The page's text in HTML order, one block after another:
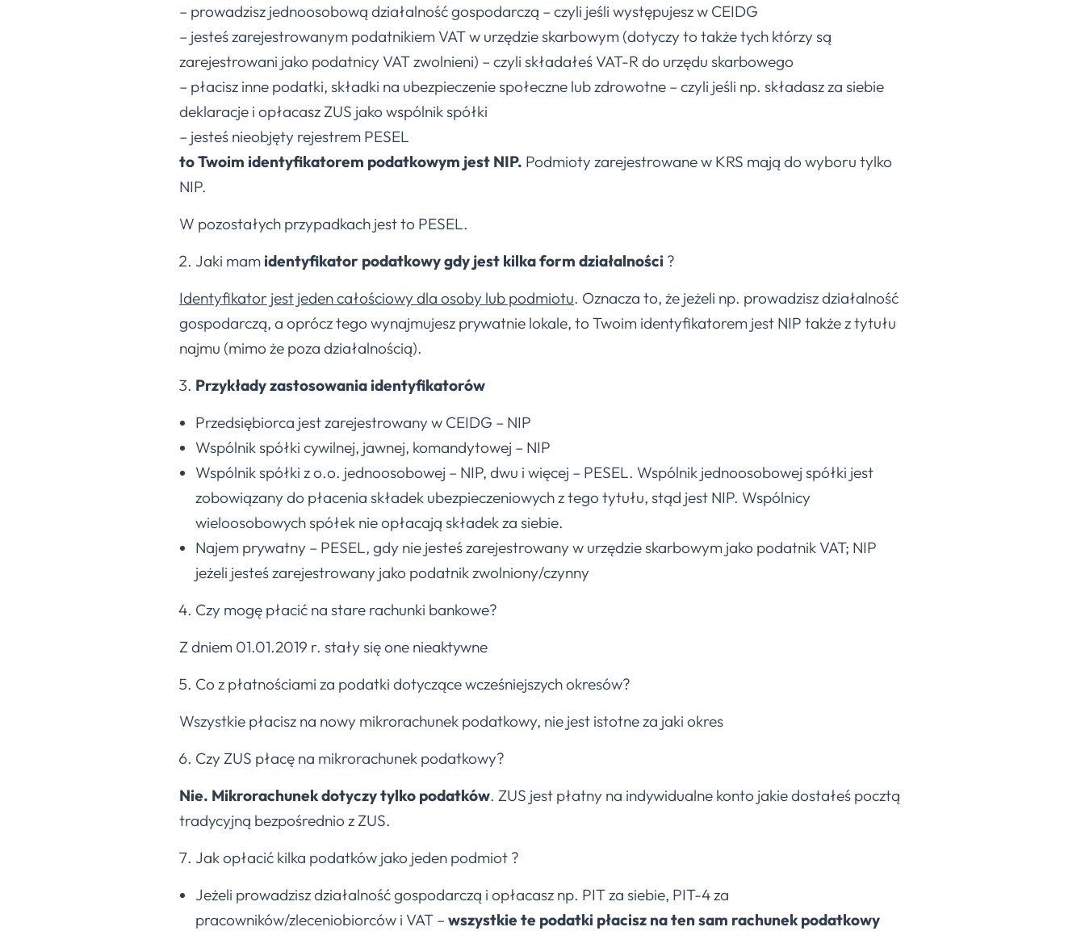
– prowadzisz jednoosobową działalność gospodarczą – czyli jeśli występujesz w CEIDG
– jesteś zarejestrowanym podatnikiem VAT w urzędzie skarbowym (dotyczy to także tych którzy są
zarejestrowani jako podatnicy VAT zwolnieni) – czyli składałeś VAT-R do urzędu skarbowego
– płacisz inne podatki, składki na ubezpieczenie społeczne lub zdrowotne – czyli jeśli np. składasz za siebie
deklaracje i opłacasz ZUS jako wspólnik spółki
– jesteś nieobjęty rejestrem PESEL
to Twoim identyfikatorem podatkowym jest NIP. Podmioty zarejestrowane w KRS mają do wyboru tylko
NIP.
W pozostałych przypadkach jest to PESEL.
Jaki mam identyfikator podatkowy gdy jest kilka form działalności ?
Identyfikator jest jeden całościowy dla osoby lub podmiotu. Oznacza to, że jeżeli np. prowadzisz działalność
gospodarczą, a oprócz tego wynajmujesz prywatnie lokale, to Twoim identyfikatorem jest NIP także z tytułu
najmu (mimo że poza działalnością).
Przykłady zastosowania identyfikatorów
Przedsiębiorca jest zarejestrowany w CEIDG – NIP
Wspólnik spółki cywilnej, jawnej, komandytowej – NIP
Wspólnik spółki z o.o. jednoosobowej – NIP, dwu i więcej – PESEL. Wspólnik jednoosobowej spółki jest
zobowiązany do płacenia składek ubezpieczeniowych z tego tytułu, stąd jest NIP. Wspólnicy
wieloosobowych spółek nie opłacają składek za siebie.
Najem prywatny – PESEL, gdy nie jesteś zarejestrowany w urzędzie skarbowym jako podatnik VAT; NIP
jeżeli jesteś zarejestrowany jako podatnik zwolniony/czynny
Czy mogę płacić na stare rachunki bankowe?
Z dniem 01.01.2019 r. stały się one nieaktywne
Co z płatnościami za podatki dotyczące wcześniejszych okresów?
Wszystkie płacisz na nowy mikrorachunek podatkowy, nie jest istotne za jaki okres
Czy ZUS płacę na mikrorachunek podatkowy?
Nie. Mikrorachunek dotyczy tylko podatków. ZUS jest płatny na indywidualne konto jakie dostałeś pocztą
tradycyjną bezpośrednio z ZUS.
Jak opłacić kilka podatków jako jeden podmiot ?
Jeżeli prowadzisz działalność gospodarczą i opłacasz np. PIT za siebie, PIT-4 za
pracowników/zleceniobiorców i VAT – wszystkie te podatki płacisz na ten sam rachunek podatkowy